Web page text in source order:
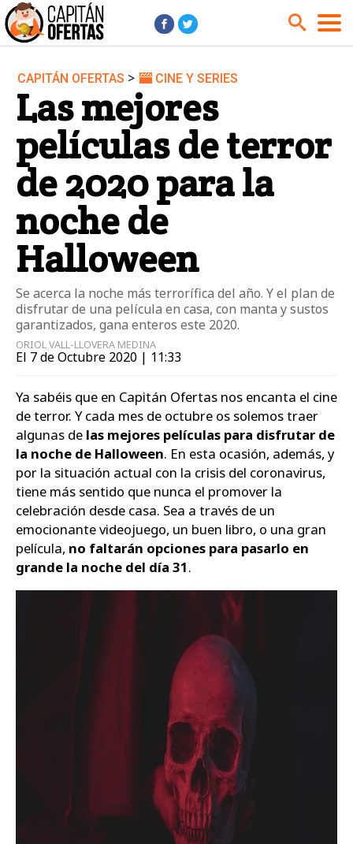
Audio y Música
Cámaras
Cine y Series
Coches
Deportes
Financiero
Hogar
Hoteles
Jardín
Juguetes
Libros
Moda ella
Móviles
Ordenadores
Tablets
Tecnología
TV
Videojuegos
CAPITÁN OFERTAS > CINE Y SERIES
Las mejores
películas de terror
de 2020 para la
noche de
Halloween
Se acerca la noche más terrorífica del año. Y el plan de
disfrutar de una película en casa, con manta y sustos
garantizados, gana enteros este 2020.
ORIOL VALL-LLOVERA MEDINA
El 7 de Octubre 2020 | 11:33
Ya sabéis que en Capitán Ofertas nos encanta el cine
de terror. Y cada mes de octubre os solemos traer
algunas de las mejores películas para disfrutar de
la noche de Halloween. En esta ocasión, además, y
por la situación actual con la crisis del coronavirus,
tiene más sentido que nunca el promover la
celebración desde casa. Sea a través de un
emocionante videojuego, un buen libro, o una gran
película, no faltarán opciones para pasarlo en
grande la noche del día 31.